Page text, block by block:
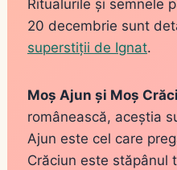
Ritualurile și semnele
20 decembrie sunt
superstiții de Ignat.
Moș Ajun și Moș
românească, aceștia
Ajun este cel care
Crăciun este stăpânul